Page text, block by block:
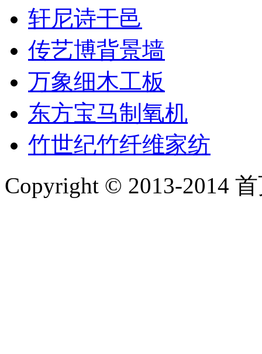
轩尼诗干邑
传艺博背景墙
万象细木工板
东方宝马制氧机
竹世纪竹纤维家纺
Copyright © 2013-2014